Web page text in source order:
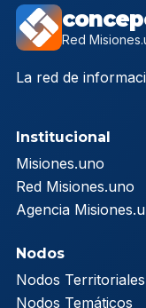
Red
La red de
Institucional
Misiones.uno
Red Misiones.uno
Agencia
Nodos
Nodos Territoriales
Nodos Temáticos